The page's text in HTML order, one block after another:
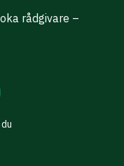
rådgivare –